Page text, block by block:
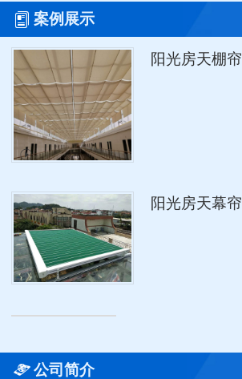
 案例展示
阳光房天棚帘
阳光房天幕帘
 公司简介